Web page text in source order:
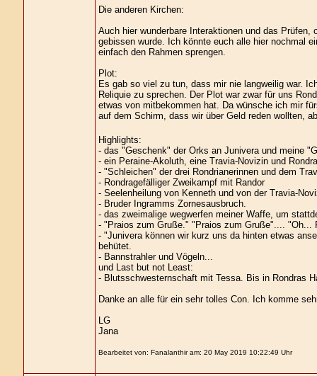
Die anderen Kirchen:
Auch hier wunderbare Interaktionen und das
gebissen wurde. Ich könnte euch alle hier nochmal
einfach den Rahmen sprengen.
Plot:
Es gab so viel zu tun, dass mir nie langweilig war.
Reliquie zu sprechen. Der Plot war zwar für uns
etwas von mitbekommen hat. Da wünsche ich mir
auf dem Schirm, dass wir über Geld reden wollten,
Highlights:
- das "Geschenk" der Orks an Junivera und meine
- ein Peraine-Akoluth, eine Travia-Novizin und
- "Schleichen" der drei Rondrianerinnen und dem
- Rondragefälliger Zweikampf mit Randor
- Seelenheilung von Kenneth und von der Travia-
- Bruder Ingramms Zornesausbruch.
- das zweimalige wegwerfen meiner Waffe, um
- "Praios zum Gruße." "Praios zum Gruße"....
- "Junivera können wir kurz uns da hinten etwas
behütet.
- Bannstrahler und Vögeln...
und Last but not Least:
- Blutsschwesternschaft mit Tessa. Bis in Rondras
Danke an alle für ein sehr tolles Con. Ich komme
LG
Jana
Bearbeitet von: Fanalanthir am: 20 May 2019 10:22:49 Uhr